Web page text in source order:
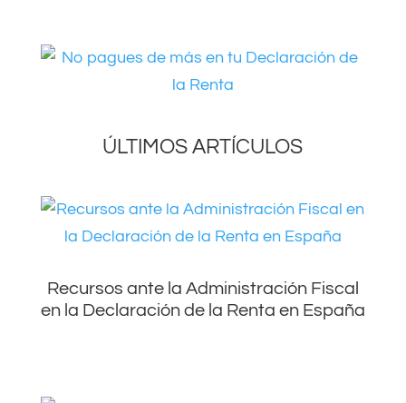
ÚLTIMOS ARTÍCULOS
Recursos ante la Administración Fiscal
en la Declaración de la Renta en España